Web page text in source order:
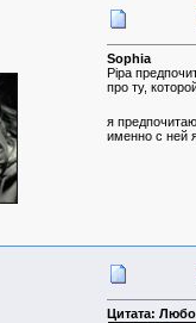
Sophia
Pipa
про ту,
я
именно с ней
Цитата: